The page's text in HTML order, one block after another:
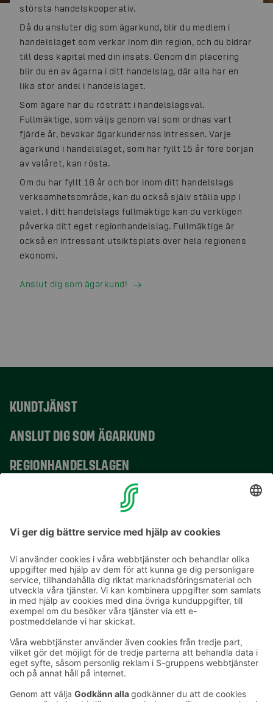
största handelskooperativ.
Då du ansluter dig som ägarkund, blir du medlem i
handelslaget som verkar inom din region, och du bidrar
till dess kapital med din insats. Genom din placering
blir du en av ägarna i ditt handelslag, där alla har en
lika stor andel i handelslaget.
Som ägare har du rösträtt i handelslagsval.
Fullmäktige, som väljs genom val som ordnas vart
fjärde år, bevakar ägarkundernas intressen. Varje
ägarkund i handelslaget, som har fyllt 15 år före början
av valåret, kan rösta.
Om du har fyllt 18 år och bor inom ditt handelslags
verksamhetsområde, kan du också själv ställa upp i
valet. I ditt handelslags fullmäktige kan du verkligen
påverka ditt eget regionhandelslag. Fullmäktige är
också en intressant utsiktsplats över hela regionens
ekonomi.
Anslut dig som ägarkund!
KUNDTJÄNST
ANSLUT DIG SOM ÄGARKUND
REGIONHANDELSLAGEN
VERKSAMHETSSTÄLLEN
E-postadresser i S-gruppen finns i formuläret
förnamn.släktnamn@sok.fi
Följ oss: